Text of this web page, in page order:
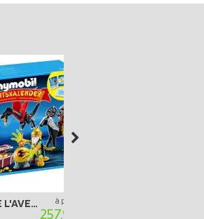
CALENDRIER DE L'AVENT - TRÉSOR ROYAL DU DRAGON ASIATIQUE à partir de
257.99 €